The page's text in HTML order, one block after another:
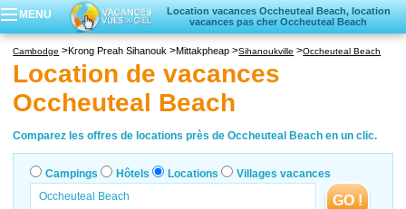
MENU
Location vacances Occheuteal Beach, location
vacances pas cher Occheuteal Beach
Locations vacances
Villages vacances
Cambodge Krong Preah Sihanouk Mittakpheap Sihanoukville Occheuteal Beach
Location de vacances
Occheuteal Beach
Comparez les offres de locations près de Occheuteal Beach en un clic.
Campings Hôtels Locations Villages vacances
GO !